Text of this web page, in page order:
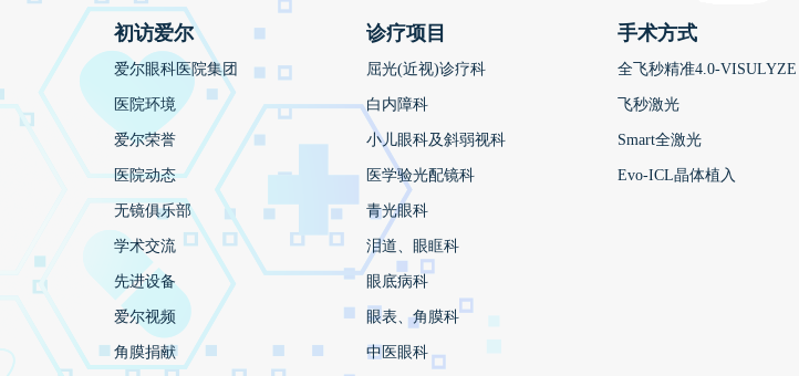
初访爱尔
爱尔眼科医院集团
医院环境
爱尔荣誉
医院动态
无镜俱乐部
学术交流
先进设备
爱尔视频
角膜捐献
诊疗项目
屈光(近视)诊疗科
白内障科
小儿眼科及斜弱视科
医学验光配镜科
青光眼科
泪道、眼眶科
眼底病科
眼表、角膜科
中医眼科
手术方式
全飞秒精准4.0-VISULYZE
飞秒激光
Smart全激光
Evo-ICL晶体植入